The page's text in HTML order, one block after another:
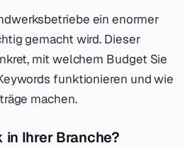
ein enormer
gemacht wird. Dieser
mit welchem Budget Sie
funktionieren und wie
machen.
Ihrer Branche?